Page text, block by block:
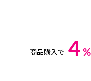
商品購入で 4 %